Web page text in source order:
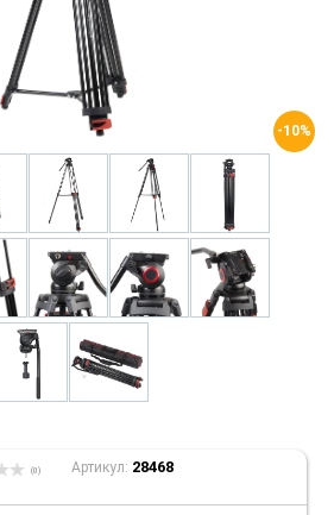
-10%
(0) Артикул: 28468